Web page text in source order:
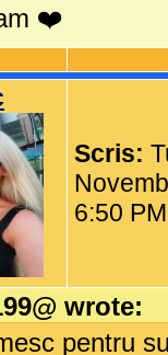
❤️
Scris:
6:50 PM
wrote:
pentru